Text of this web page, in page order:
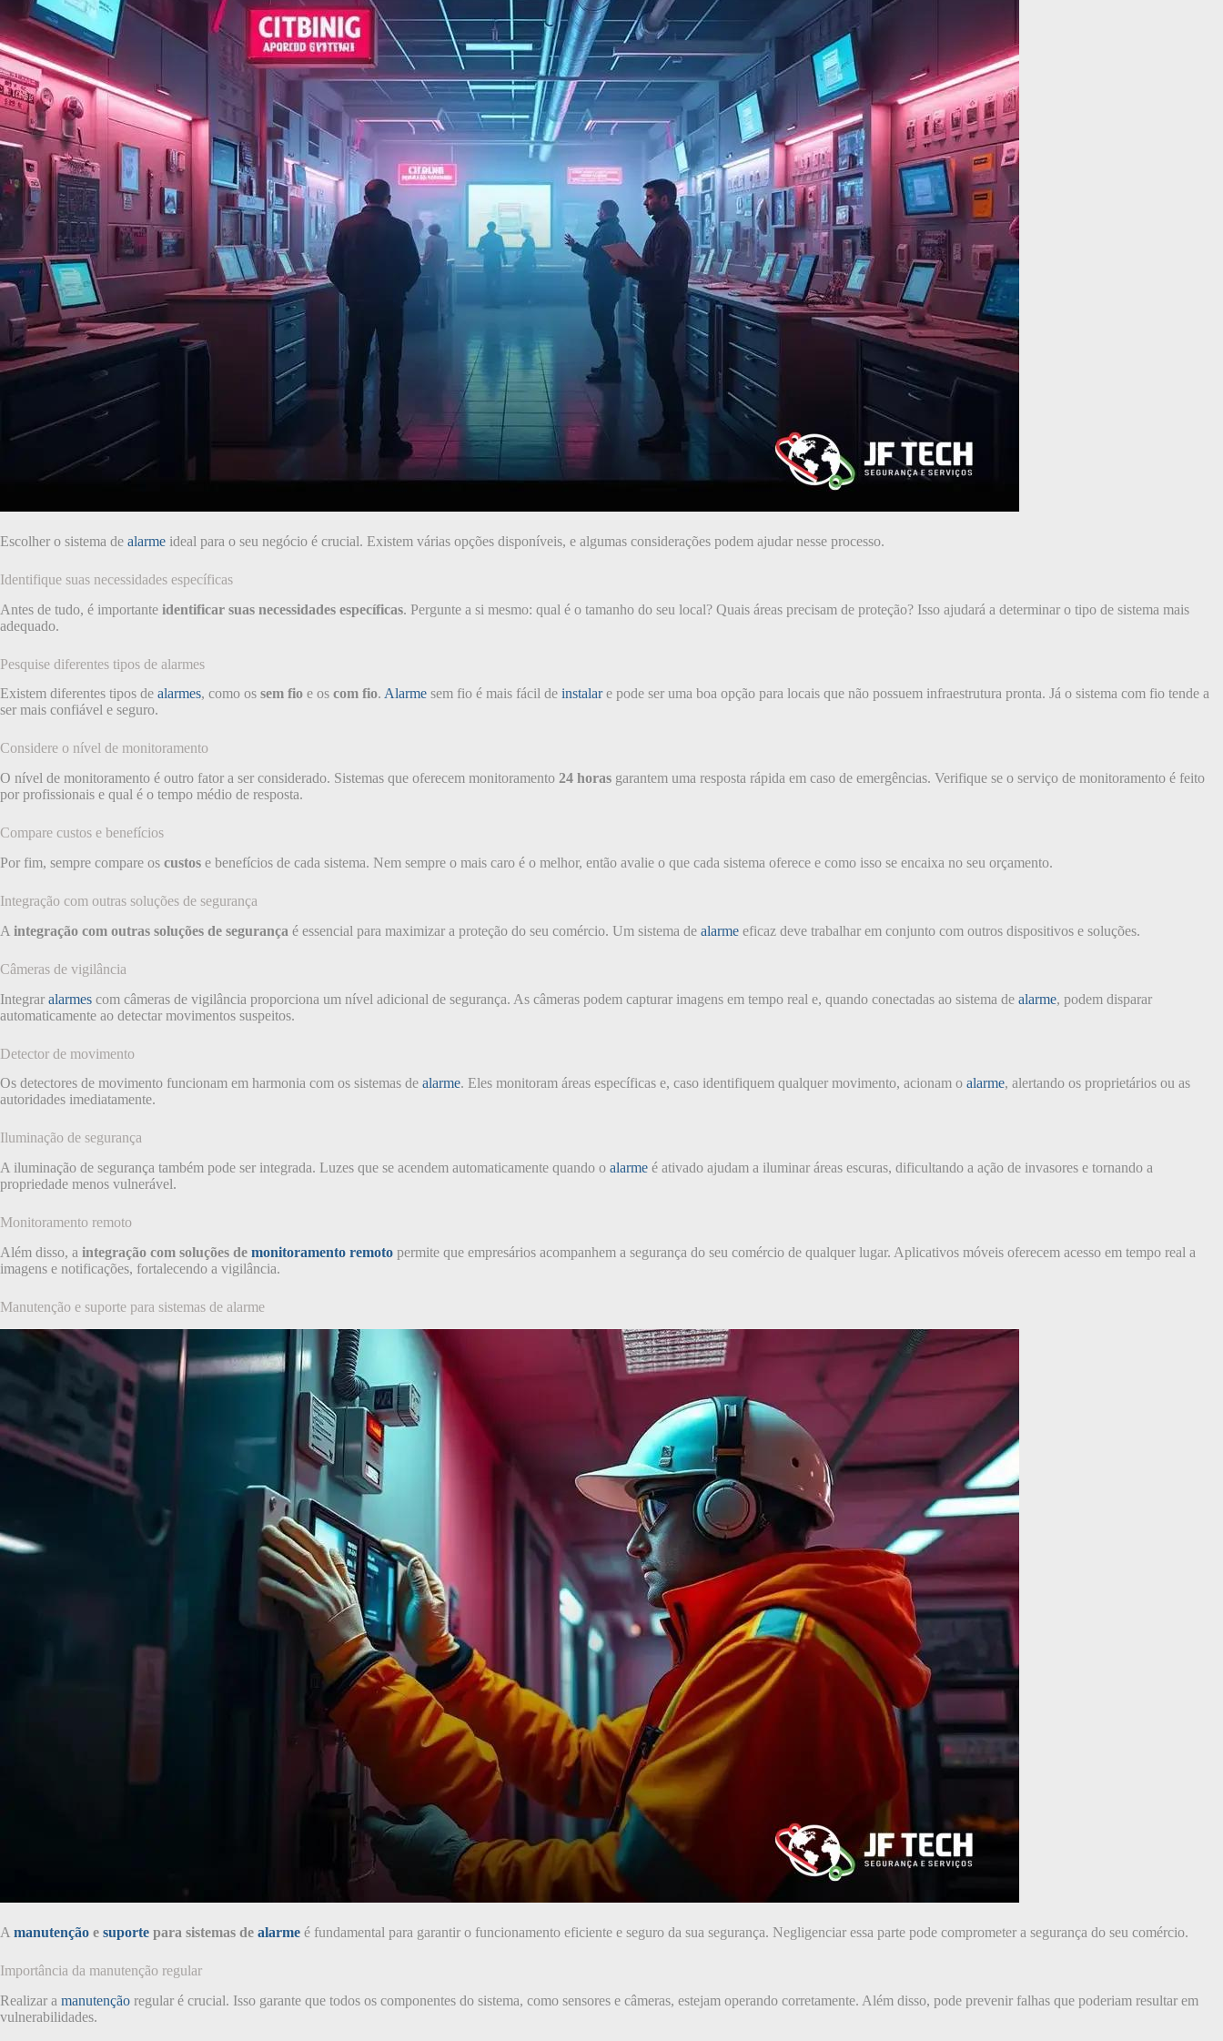
Escolher o sistema de alarme ideal para o seu negócio é crucial. Existem várias opções disponíveis, e algumas considerações podem ajudar nesse processo.
Identifique suas necessidades específicas
Antes de tudo, é importante identificar suas necessidades específicas. Pergunte a si mesmo: qual é o tamanho do seu local? Quais áreas precisam de proteção? Isso ajudará a determinar o tipo de sistema mais
adequado.
Pesquise diferentes tipos de alarmes
Existem diferentes tipos de alarmes, como os sem fio e os com fio. Alarme sem fio é mais fácil de instalare pode ser uma boa opção para locais que não possuem infraestrutura pronta. Já o sistema com fio tende a
ser mais confiável e seguro.
Considere o nível de monitoramento
O nível de monitoramento é outro fator a ser considerado. Sistemas que oferecem monitoramento 24 horas garantem uma resposta rápida em caso de emergências. Verifique se o serviço de monitoramento é feito
por profissionais e qual é o tempo médio de resposta.
Compare custos e benefícios
Por fim, sempre compare os custos e benefícios de cada sistema. Nem sempre o mais caro é o melhor, então avalie o que cada sistema oferece e como isso se encaixa no seu orçamento.
Integração com outras soluções de segurança
A integração com outras soluções de segurança é essencial para maximizar a proteção do seu comércio. Um sistema de alarme eficaz deve trabalhar em conjunto com outros dispositivos e soluções.
Câmeras de vigilância
Integrar alarmes com câmeras de vigilância proporciona um nível adicional de segurança. As câmeras podem capturar imagens em tempo real e, quando conectadas ao sistema de alarme, podem disparar
automaticamente ao detectar movimentos suspeitos.
Detector de movimento
Os detectores de movimento funcionam em harmonia com os sistemas de alarme. Eles monitoram áreas específicas e, caso identifiquem qualquer movimento, acionam o alarme, alertando os proprietários ou as
autoridades imediatamente.
Iluminação de segurança
A iluminação de segurança também pode ser integrada. Luzes que se acendem automaticamente quando o alarme é ativado ajudam a iluminar áreas escuras, dificultando a ação de invasores e tornando a
propriedade menos vulnerável.
Monitoramento remoto
Além disso, a integração com soluções de monitoramento remoto permite que empresários acompanhem a segurança do seu comércio de qualquer lugar. Aplicativos móveis oferecem acesso em tempo real a
imagens e notificações, fortalecendo a vigilância.
Manutenção e suporte para sistemas de alarme
A manutenção e suporte para sistemas de alarme é fundamental para garantir o funcionamento eficiente e seguro da sua segurança. Negligenciar essa parte pode comprometer a segurança do seu comércio.
Importância da manutenção regular
Realizar a manutenção regular é crucial. Isso garante que todos os componentes do sistema, como sensores e câmeras, estejam operando corretamente. Além disso, pode prevenir falhas que poderiam resultar em
vulnerabilidades.